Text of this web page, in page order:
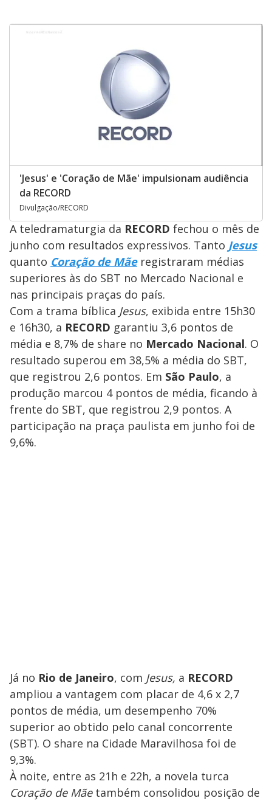
'Jesus' e 'Coração de Mãe' impulsionam audiência
da RECORD
Divulgação/RECORD
A teledramaturgia da RECORD fechou o mês de
junho com resultados expressivos. Tanto Jesus
quanto Coração de Mãeregistraram médias
superiores às do SBT no Mercado Nacional e
nas principais praças do país.
Com a trama bíblica Jesus, exibida entre 15h30
e 16h30, a RECORD garantiu 3,6 pontos de
média e 8,7% de share no Mercado Nacional. O
resultado superou em 38,5% a média do SBT,
que registrou 2,6 pontos. Em São Paulo, a
produção marcou 4 pontos de média, ficando à
frente do SBT, que registrou 2,9 pontos. A
participação na praça paulista em junho foi de
9,6%.
Já no Rio de Janeiro, com Jesus, a RECORD
ampliou a vantagem com placar de 4,6 x 2,7
pontos de média, um desempenho 70%
superior ao obtido pelo canal concorrente
(SBT). O share na Cidade Maravilhosa foi de
9,3%.
À noite, entre as 21h e 22h, a novela turca
Coração de Mãetambém consolidou posição de